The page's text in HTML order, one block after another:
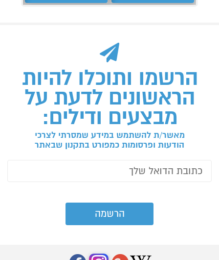
הרשמו ותוכלו להיות
הראשונים לדעת על
מבצעים ודילים:
מאשר/ת להשתמש במידע שמסרתי לצרכי
הודעות ופרסומות כמפורט בתקנון שבאתר